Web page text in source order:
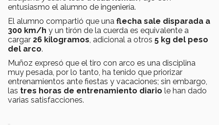
entusiasmo el alumno de ingeniería.
El alumno compartió que una flecha sale disparada a
300 km/h y un tirón de la cuerda es equivalente a
cargar 26 kilogramos, adicional a otros 5 kg del peso
del arco.
Muñoz expresó que el tiro con arco es una disciplina
muy pesada, por lo tanto, ha tenido que priorizar
entrenamientos ante fiestas y vacaciones; sin embargo,
las tres horas de entrenamiento diario le han dado
varias satisfacciones.